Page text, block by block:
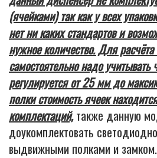
(ячейками) так как у всех
нет ни каких стандартов и
нужное количество. Для
самостоятельно надо учитывать
регулируется от 25 мм до
полки стоимость ячеек
комплектаций,также данную
доукомплектовать
выдвижными полками и замком.